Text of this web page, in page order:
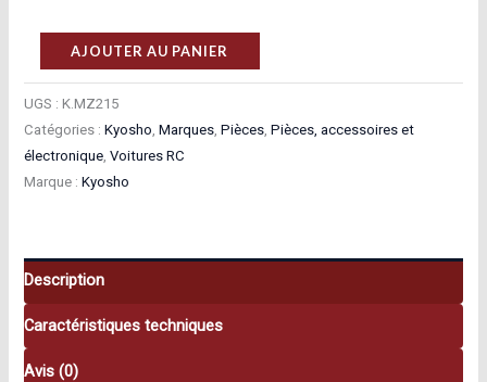
quantité
de
Kyosho
Support
moteur
Mini-
MM
Kyosho
AJOUTER AU PANIER
UGS :K.MZ215
Catégories :Kyosho ,Marques ,Pièces ,Pièces, accessoires et
électronique ,Voitures RC
Marque :Kyosho
Description
Caractéristiques techniques
Avis (0)